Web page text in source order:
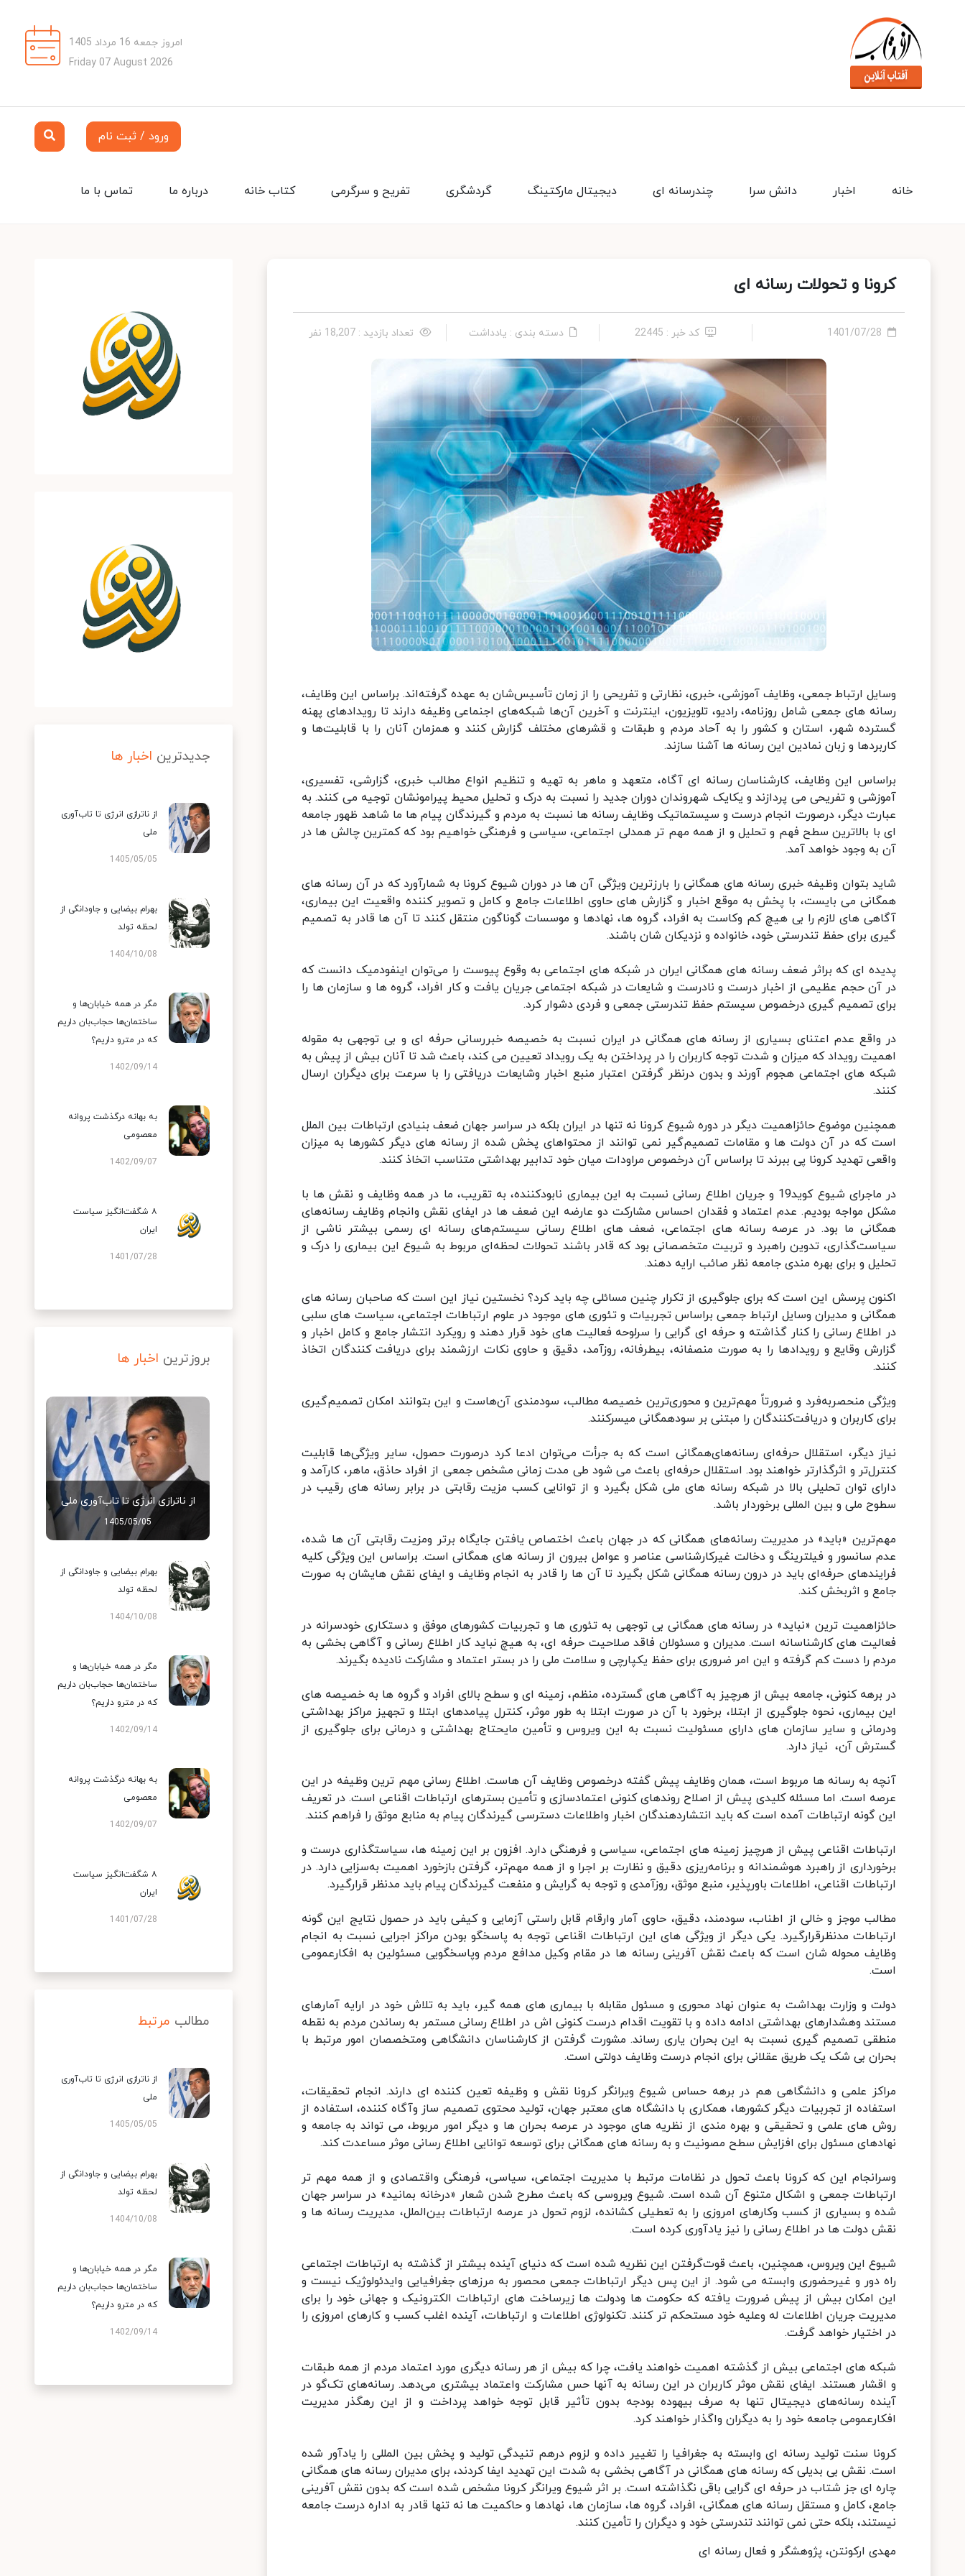
امروز جمعه 16 مرداد 1405
Friday 07 August 2026
ورود / ثبت نام
تماس با ما درباره ما کتاب خانه تفریح و سرگرمی گردشگری دیجیتال مارکتینگ چندرسانه ای دانش سرا اخبار خانه
کرونا و تحولات رسانه ای
1401/07/28 کد خبر : 22445 دسته بندی : یادداشت تعداد بازدید : 18,207 نفر
وسایل ارتباط جمعی، وظایف آموزشی، خبری، نظارتی و تفریحی را از زمان تأسیس‌شان به عهده گرفته‌اند. براساس این وظایف،
رسانه های جمعی شامل روزنامه، رادیو، تلویزیون، اینترنت و آخرین آن‌ها شبکه‌های اجنماعی وظیفه دارند تا رویدادهای پهنه
گسترده شهر، استان و کشور را به آحاد مردم و طبقات و قشرهای مختلف گزارش کنند و همزمان آنان را با قابلیت‌ها و
کاربردها و زبان نمادین این رسانه ها آشنا سازند.
براساس این وظایف، کارشناسان رسانه ای آگاه، متعهد و ماهر به تهیه و تنظیم انواع مطالب خبری، گزارشی، تفسیری،
آموزشی و تفریحی می پردازند و یکایک شهروندان دوران جدید را نسبت به درک و تحلیل محیط پیرامونشان توجیه می کنند. به
عبارت دیگر، درصورت انجام درست و سیستماتیک وظایف رسانه ها نسبت به مردم و گیرندگان پیام ها ما شاهد ظهور جامعه
ای با بالاترین سطح فهم و تحلیل و از همه مهم تر همدلی اجتماعی، سیاسی و فرهنگی خواهیم بود که کمترین چالش ها در
آن به وجود خواهد آمد.
شاید بتوان وظیفه خبری رسانه های همگانی را بارزترین ویژگی آن ها در دوران شیوع کرونا به شمارآورد که در آن رسانه های
همگانی می بایست، با پخش به موقع اخبار و گزارش های حاوی اطلاعات جامع و کامل و تصویر کننده واقعیت این بیماری،
آگاهی های لازم را بی هیچ کم وکاست به افراد، گروه ها، نهادها و موسسات گوناگون منتقل کنند تا آن ها قادر به تصمیم
گیری برای حفظ تندرستی خود، خانواده و نزدیکان شان باشند.
پدیده ای که براثر ضعف رسانه های همگانی ایران در شبکه های اجتماعی به وقوع پیوست را می‌توان اینفودمیک دانست که
در آن حجم عظیمی از اخبار درست و نادرست و شایعات در شبکه اجتماعی جریان یافت و کار افراد، گروه ها و سازمان ها را
برای تصمیم گیری درخصوص سیستم حفظ تندرستی جمعی و فردی دشوار کرد.
در واقع عدم اعتنای بسیاری از رسانه های همگانی در ایران نسبت به خصیصه خبررسانی حرفه ای و بی توجهی به مقوله
اهمیت رویداد که میزان و شدت توجه کاربران را در پرداختن به یک رویداد تعیین می کند، باعث شد تا آنان بیش از پیش به
شبکه های اجتماعی هجوم آورند و بدون درنظر گرفتن اعتبار منبع اخبار وشایعات دریافتی را با سرعت برای دیگران ارسال
کنند.
همچنین موضوع حائزاهمیت دیگر در دوره شیوع کرونا نه تنها در ایران بلکه در سراسر جهان ضعف بنیادی ارتباطات بین الملل
است که در آن دولت ها و مقامات تصمیم‌گیر نمی توانند از محتواهای پخش شده از رسانه های دیگر کشورها به میزان
واقعی تهدید کرونا پی ببرند تا براساس آن درخصوص مراودات میان خود تدابیر بهداشتی متناسب اتخاذ کنند.
در ماجرای شیوع کوید19 و جریان اطلاع رسانی نسبت به این بیماری نابودکننده، به تقریب، ما در همه وظایف و نقش ها با
مشکل مواجه بودیم. عدم اعتماد و فقدان احساس مشارکت دو عارضه این ضعف ها در ایفای نقش وانجام وظایف رسانه‌های
همگانی ما بود. در عرصه رسانه های اجتماعی، ضعف های اطلاع رسانی سیستم‌های رسانه ای رسمی بیشتر ناشی از
سیاست‌گذاری، تدوین راهبرد و تربیت متخصصانی بود که قادر باشند تحولات لحظه‌ای مربوط به شیوع این بیماری را درک و
تحلیل و برای بهره مندی جامعه نظر صائب ارایه دهند.
اکنون پرسش این است که برای جلوگیری از تکرار چنین مسائلی چه باید کرد؟ نخستین نیاز این است که صاحبان رسانه های
همگانی و مدیران وسایل ارتباط جمعی براساس تجربیات و تئوری های موجود در علوم ارتباطات اجتماعی، سیاست های سلبی
در اطلاع رسانی را کنار گذاشته و حرفه ای گرایی را سرلوحه فعالیت های خود قرار دهند و رویکرد انتشار جامع و کامل اخبار و
گزارش وقایع و رویدادها را به صورت منصفانه، بیطرفانه، روزآمد، دقیق و حاوی نکات ارزشمند برای دریافت کنندگان اتخاذ
کنند.
ویژگی منحصربه‌فرد و ضرورتاً مهم‌ترین و محوری‌ترین خصیصه مطالب، سودمندی آن‌هاست و این بتوانند امکان تصمیم‌گیری
برای کاربران و دریافت‌کنندگان را مبتنی بر سودهمگانی میسرکنند.
نیاز دیگر، استقلال حرفه‌ای رسانه‌های‌همگانی است که به جرأت می‌توان ادعا کرد درصورت حصول، سایر ویژگی‌ها قابلیت
کنترل‌تر و اثرگذارتر خواهند بود. استقلال حرفه‌ای باعث می شود طی مدت زمانی مشخص جمعی از افراد حاذق، ماهر، کارآمد و
دارای توان تحلیلی بالا در شبکه رسانه های ملی شکل بگیرد و از توانایی کسب مزیت رقابتی در برابر رسانه های رقیب در
سطوح ملی و بین المللی برخوردار باشد.
مهم‌ترین «باید» در مدیریت رسانه‌های همگانی که در جهان باعث اختصاص یافتن جایگاه برتر ومزیت رقابتی آن ها شده،
عدم سانسور و فیلترینگ و دخالت غیرکارشناسی عناصر و عوامل بیرون از رسانه های همگانی است. براساس این ویژگی کلیه
فرایندهای حرفه‌ای باید در درون رسانه همگانی شکل بگیرد تا آن ها را قادر به انجام وظایف و ایفای نقش هایشان به صورت
جامع و اثربخش کند.
حائزاهمیت ترین «نباید» در رسانه های همگانی بی توجهی به تئوری ها و تجربیات کشورهای موفق و دستکاری خودسرانه در
فعالیت های کارشناسانه است. مدیران و مسئولان فاقد صلاحیت حرفه ای، به هیچ نباید کار اطلاع رسانی و آگاهی بخشی به
مردم را دست کم گرفته و این امر ضروری برای حفظ یکپارچی و سلامت ملی را در بستر اعتماد و مشارکت نادیده بگیرند.
در برهه کنونی، جامعه بیش از هرچیز به آگاهی های گسترده، منظم، زمینه ای و سطح بالای افراد و گروه ها به خصیصه های
این بیماری، نحوه جلوگیری از ابتلا، برخورد با آن در صورت ابتلا به طور موثر، کنترل پیامدهای ابتلا و تجهیز مراکز بهداشتی
ودرمانی و سایر سازمان های دارای مسئولیت نسبت به این ویروس و تأمین مایحتاج بهداشتی و درمانی برای جلوگیری از
گسترش آن، نیاز دارد.
آنچه به رسانه ها مربوط است، همان وظایف پیش گفته درخصوص وظایف آن هاست. اطلاع رسانی مهم ترین وظیفه در این
عرصه است. اما مسئله کلیدی پیش از اصلاح روندهای کنونی اعتمادسازی و تأمین بسترهای ارتباطات اقناعی است. در تعریف
این گونه ارتباطات آمده است که باید انتشاردهندگان اخبار واطلاعات دسترسی گیرندگان پیام به منابع موثق را فراهم کنند.
ارتباطات اقناعی پیش از هرچیز زمینه های اجتماعی، سیاسی و فرهنگی دارد. افزون بر این زمینه ها، سیاستگذاری درست و
برخورداری از راهبرد هوشمندانه و برنامه‌ریزی دقیق و نظارت بر اجرا و از همه مهم‌تر، گرفتن بازخورد اهمیت به‌سزایی دارد. در
ارتباطات اقناعی، اطلاعات باورپذیر، منبع موثق، روزآمدی و توجه به گرایش و منفعت گیرندگان پیام باید مدنظر قرارگیرد.
مطالب موجز و خالی از اطناب، سودمند، دقیق، حاوی آمار وارقام قابل راستی آزمایی و کیفی باید در حصول نتایج این گونه
ارتباطات مدنظرقرارگیرد. یکی دیگر از ویژگی های این ارتباطات اقناعی توجه به پاسخگو بودن مراکز اجرایی نسبت به انجام
وظایف محوله شان است که باعث نقش آفرینی رسانه ها در مقام وکیل مدافع مردم وپاسخگویی مسئولین به افکارعمومی
است.
دولت و وزارت بهداشت به عنوان نهاد محوری و مسئول مقابله با بیماری های همه گیر، باید به تلاش خود در ارایه آمارهای
مستند وهشدارهای بهداشتی ادامه داده و با تقویت اقدام درست کنونی اش در اطلاع رسانی مستمر به رساندن مردم به نقطه
منطقی تصمیم گیری نسبت به این بحران یاری رساند. مشورت گرفتن از کارشناسان دانشگاهی ومتخصصان امور مرتبط با
بحران بی شک یک طریق عقلانی برای انجام درست وظایف دولتی است.
مراکز علمی و دانشگاهی هم در برهه حساس شیوع ویرانگر کرونا نقش و وظیفه تعین کننده ای دارند. انجام تحقیقات،
استفاده از تجربیات دیگر کشورها، همکاری با دانشگاه های معتبر جهان، تولید محتوی تصمیم ساز وآگاه کننده، استفاده از
روش های علمی و تحقیقی و بهره مندی از نظریه های موجود در عرصه بحران ها و دیگر امور مربوط، می تواند به جامعه و
نهادهای مسئول برای افزایش سطح مصونیت و به رسانه های همگانی برای توسعه توانایی اطلاع رسانی موثر مساعدت کند.
وسرانجام این که کرونا باعث تحول در نظامات مرتبط با مدیریت اجتماعی، سیاسی، فرهنگی واقتصادی و از همه مهم تر
ارتباطات جمعی و اشکال متنوع آن شده است. شیوع ویروسی که باعث مطرح شدن شعار «درخانه بمانید» در سراسر جهان
شده و بسیاری از کسب وکارهای امروزی را به تعطیلی کشانده، لزوم تحول در عرصه ارتباطات بین‌الملل، مدیریت رسانه ها و
نقش دولت ها در اطلاع رسانی را نیز یادآوری کرده است.
شیوع این ویروس، همچنین، باعث قوت‌گرفتن این نظریه شده است که دنیای آینده بیشتر از گذشته به ارتباطات اجتماعی
راه دور و غیرحضوری وابسته می شود. از این پس دیگر ارتباطات جمعی محصور به مرزهای جغرافیایی وایدئولوژیک نیست و
این امکان بیش از پیش ضرورت یافته که حکومت ها ودولت ها زیرساخت های ارتباطات الکترونیک و جهانی خود را برای
مدیریت جریان اطلاعات له وعلیه خود مستحکم تر کنند. تکنولوژی اطلاعات و ارتباطات، آینده اغلب کسب و کارهای امروزی را
در اختیار خواهد گرفت.
شبکه های اجتماعی بیش از گذشته اهمیت خواهند یافت، چرا که بیش از هر رسانه دیگری مورد اعتماد مردم از همه طبقات
و اقشار هستند. ایفای نقش موثر کاربران در این رسانه به آنها حس مشارکت واعتماد بیشتری می‌دهد. رسانه‌های تک‌گو در
آینده رسانه‌های دیجیتال تنها به صرف بیهوده بودجه بدون تأثیر قابل توجه خواهد پرداخت و از این رهگذر مدیریت
افکارعمومی جامعه خود را به دیگران واگذار خواهند کرد.
کرونا سنت تولید رسانه ای وابسته به جغرافیا را تغییر داده و لزوم درهم تنیدگی تولید و پخش بین المللی را یادآور شده
است. نقش بی بدیلی که رسانه های همگانی در آگاهی بخشی به شدت این تهدید ایفا کردند، برای مدیران رسانه های همگانی
چاره ای جز شتاب در حرفه ای گرایی باقی نگذاشته است. بر اثر شیوع ویرانگر کرونا مشخص شده است که بدون نقش آفرینی
جامع، کامل و مستقل رسانه های همگانی، افراد، گروه ها، سازمان ها، نهادها و حاکمیت ها نه تنها قادر به اداره درست جامعه
نیستند، بلکه حتی نمی توانند تندرستی خود و دیگران را تأمین کنند.
مهدی ارکونتن، پژوهشگر و فعال رسانه ای
جدیدترین اخبار ها
از ناترازی انرژی تا تاب‌آوری
ملی
1405/05/05
بهرام بیضایی و جاودانگی از
لحظه تولد
1404/10/08
مگر در همه خیابان‌ها و
ساختمان‌ها حجاب‌بان داریم
که در مترو داریم؟
1402/09/14
به بهانه درگذشت پروانه
معصومی
1402/09/07
۸ شگفت‌انگیز سیاست
ایران
1401/07/28
بروزترین اخبار ها
از ناترازی انرژی تا تاب‌آوری ملی
1405/05/05
بهرام بیضایی و جاودانگی از
لحظه تولد
1404/10/08
مگر در همه خیابان‌ها و
ساختمان‌ها حجاب‌بان داریم
که در مترو داریم؟
1402/09/14
به بهانه درگذشت پروانه
معصومی
1402/09/07
۸ شگفت‌انگیز سیاست
ایران
1401/07/28
مطالب مرتبط
از ناترازی انرژی تا تاب‌آوری
ملی
1405/05/05
بهرام بیضایی و جاودانگی از
لحظه تولد
1404/10/08
مگر در همه خیابان‌ها و
ساختمان‌ها حجاب‌بان داریم
که در مترو داریم؟
1402/09/14